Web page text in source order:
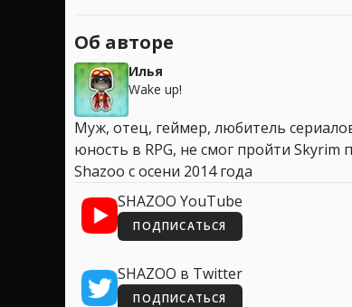
Об авторе
Илья
Wake up!
Муж, отец, геймер, любитель
юность в RPG, не смог пройти Skyrim
Shazoo с осени 2014 года
SHAZOO YouTube
ПОДПИСАТЬСЯ
SHAZOO в Twitter
ПОДПИСАТЬСЯ